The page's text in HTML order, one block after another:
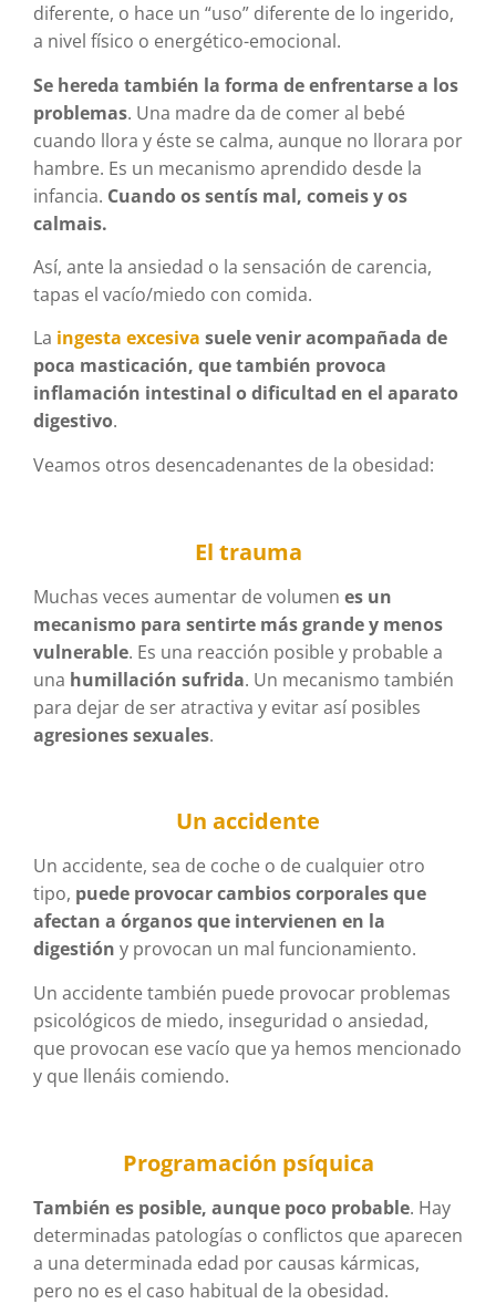
diferente, o hace un “uso” diferente de lo ingerido,
a nivel físico o energético-emocional.
Se hereda también la forma de enfrentarse a los
problemas. Una madre da de comer al bebé
cuando llora y éste se calma, aunque no llorara por
hambre. Es un mecanismo aprendido desde la
infancia. Cuando os sentís mal, comeis y os
calmais.
Así, ante la ansiedad o la sensación de carencia,
tapas el vacío/miedo con comida.
La ingesta excesiva suele venir acompañada de
poca masticación, que también provoca
inflamación intestinal o dificultad en el aparato
digestivo.
Veamos otros desencadenantes de la obesidad:
El trauma
Muchas veces aumentar de volumen es un
mecanismo para sentirte más grande y menos
vulnerable. Es una reacción posible y probable a
una humillación sufrida. Un mecanismo también
para dejar de ser atractiva y evitar así posibles
agresiones sexuales.
Un accidente
Un accidente, sea de coche o de cualquier otro
tipo, puede provocar cambios corporales que
afectan a órganos que intervienen en la
digestión y provocan un mal funcionamiento.
Un accidente también puede provocar problemas
psicológicos de miedo, inseguridad o ansiedad,
que provocan ese vacío que ya hemos mencionado
y que llenáis comiendo.
Programación psíquica
También es posible, aunque poco probable. Hay
determinadas patologías o conflictos que aparecen
a una determinada edad por causas kármicas,
pero no es el caso habitual de la obesidad.